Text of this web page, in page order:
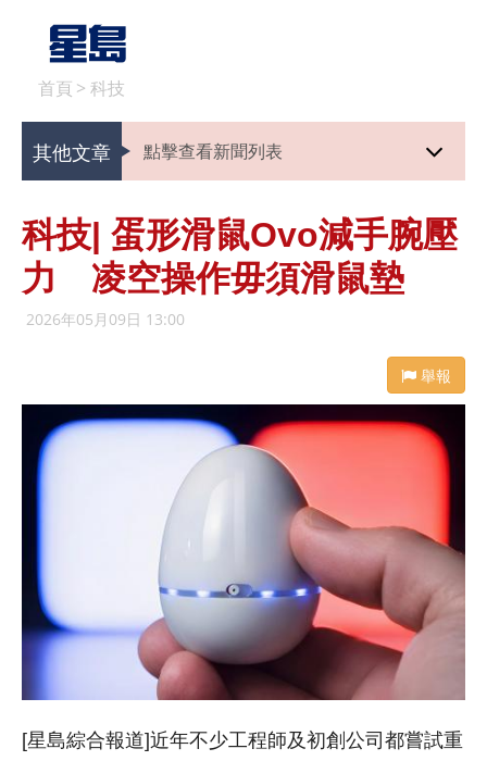
首頁 > 科技
其他文章 點擊查看新聞列表
科技| 蛋形滑鼠Ovo減手腕壓
力 凌空操作毋須滑鼠墊
2026年05月09日 13:00
舉報
[星島綜合報道]近年不少工程師及初創公司都嘗試重